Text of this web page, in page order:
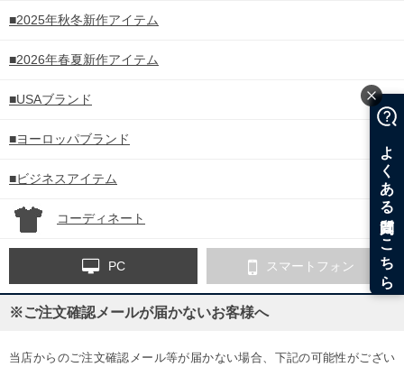
■2025年秋冬新作アイテム
■2026年春夏新作アイテム
■USAブランド
■ヨーロッパブランド
■ビジネスアイテム
コーディネート
PC スマートフォン
※ご注文確認メールが届かないお客様へ
当店からのご注文確認メール等が届かない場合、下記の可能性がござい